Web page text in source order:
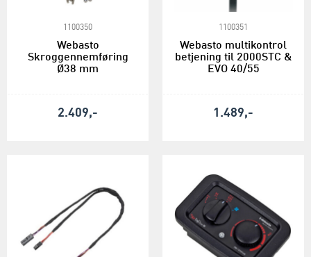
1100350
Webasto
Skroggennemføring
Ø38 mm
2.409,-
1100351
Webasto multikontrol
betjening til 2000STC &
EVO 40/55
1.489,-